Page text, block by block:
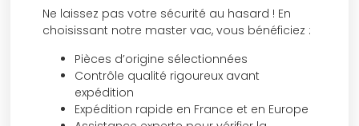
Ne laissez pas votre sécurité au hasard ! En
choisissant notre master vac, vous bénéficiez :
Pièces d’origine sélectionnées
Contrôle qualité rigoureux avant
expédition
Expédition rapide en France et en Europe